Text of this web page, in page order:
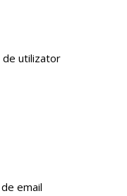
de utilizator
email